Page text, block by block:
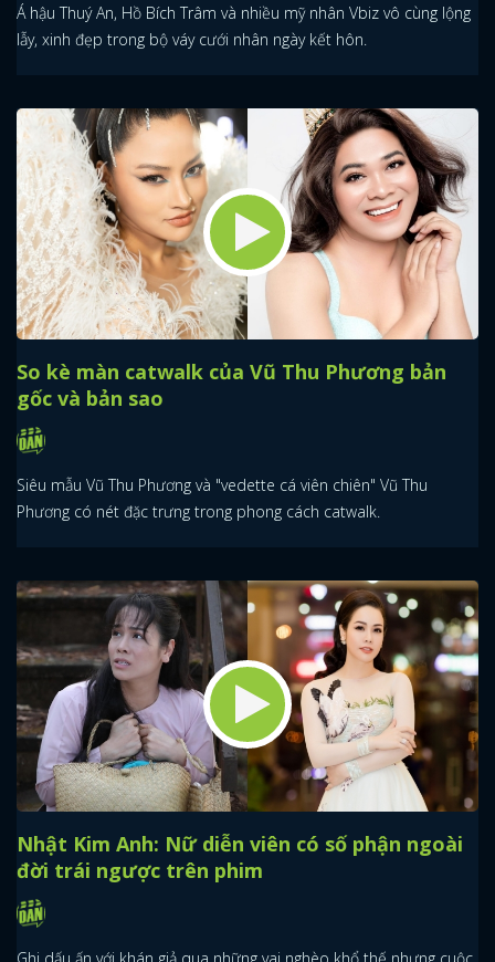
Á hậu Thuý An, Hồ Bích Trâm và nhiều mỹ nhân Vbiz vô cùng lộng
lẫy, xinh đẹp trong bộ váy cưới nhân ngày kết hôn.
So kè màn catwalk của Vũ Thu Phương bản
gốc và bản sao
Siêu mẫu Vũ Thu Phương và "vedette cá viên chiên" Vũ Thu
Phương có nét đặc trưng trong phong cách catwalk.
Nhật Kim Anh: Nữ diễn viên có số phận ngoài
đời trái ngược trên phim